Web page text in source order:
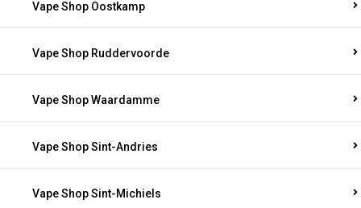
Vape Shop Oostkamp
Vape Shop Ruddervoorde
Vape Shop Waardamme
Vape Shop Sint-Andries
Vape Shop Sint-Michiels